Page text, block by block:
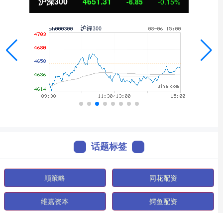
话题标签
顺策略 同花配资
维嘉资本 鳄鱼配资